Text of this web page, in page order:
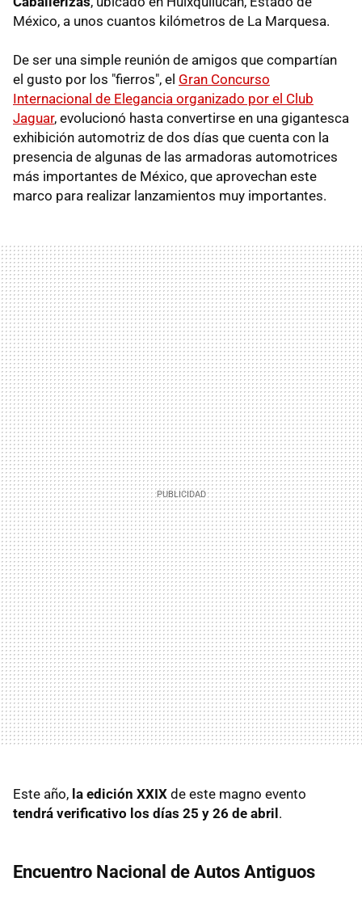
México, a unos cuantos kilómetros de La Marquesa.
De ser una simple reunión de amigos que compartían
el gusto por los "fierros", el Gran Concurso
Internacional de Elegancia organizado por el Club
Jaguar, evolucionó hasta convertirse en una gigantesca
exhibición automotriz de dos días que cuenta con la
presencia de algunas de las armadoras automotrices
más importantes de México, que aprovechan este
marco para realizar lanzamientos muy importantes.
Este año, la edición XXIX de este magno evento
tendrá verificativo los días 25 y 26 de abril .
Encuentro Nacional de Autos Antiguos